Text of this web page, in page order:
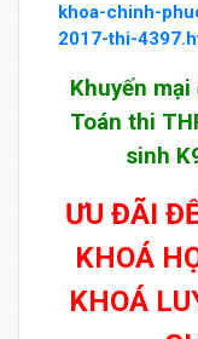
khoa-chinh-
2017-thi-
Khuyến
Toán thi
sinh
ƯU ĐÃI
KHOÁ
KHOÁ